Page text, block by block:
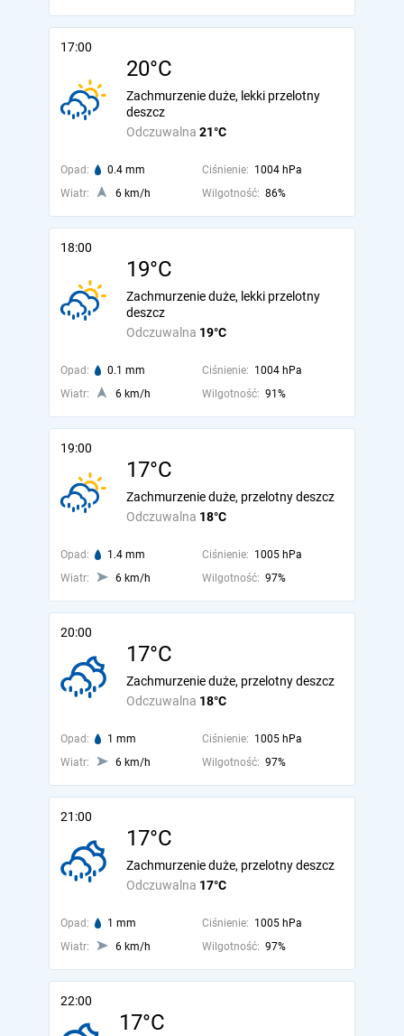
17:00
20°C
Odczuwalna 21°C
Zachmurzenie duże, lekki przelotny
deszcz
Opad: 0.4 mm Ciśnienie: 1004 hPa
Wiatr:
6 km/h Wilgotność: 86%
18:00
19°C
Odczuwalna 19°C
Zachmurzenie duże, lekki przelotny
deszcz
Opad: 0.1 mm Ciśnienie: 1004 hPa
Wiatr:
6 km/h Wilgotność: 91%
19:00
17°C
Odczuwalna 18°C
Zachmurzenie duże, przelotny deszcz
Opad: 1.4 mm Ciśnienie: 1005 hPa
Wiatr:
6 km/h Wilgotność: 97%
20:00
17°C
Odczuwalna 18°C
Zachmurzenie duże, przelotny deszcz
Opad: 1 mm Ciśnienie: 1005 hPa
Wiatr:
6 km/h Wilgotność: 97%
21:00
17°C
Odczuwalna 17°C
Zachmurzenie duże, przelotny deszcz
Opad: 1 mm Ciśnienie: 1005 hPa
Wiatr:
6 km/h Wilgotność: 97%
22:00
17°C